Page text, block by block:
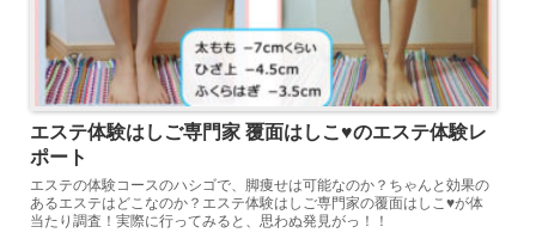
エステ体験はしご専門家 覆面はしこ♥のエステ体験レ
ポート
エステの体験コースのハシゴで、脚痩せは可能なのか？ちゃんと効果の
あるエステはどこなのか？エステ体験はしご専門家の覆面はしこ♥が体
当たり調査！実際に行ってみると、思わぬ発見がっ！！